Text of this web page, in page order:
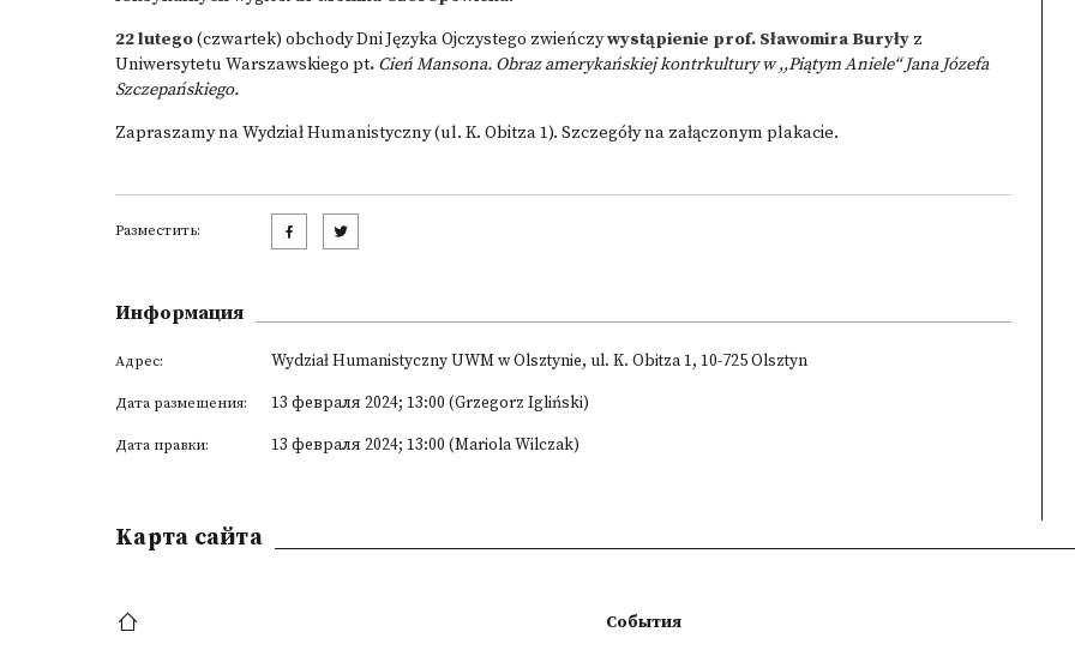
22 lutego(czwartek) obchody Dni Języka Ojczystego zwieńczywystąpienie prof. Sławomira Buryły z
Uniwersytetu Warszawskiego pt. Cień Mansona. Obraz amerykańskiej kontrkultury w ,,Piątym Aniele“ Jana Józefa
Szczepańskiego.
Zapraszamy na Wydział Humanistyczny (ul. K. Obitza 1). Szczegóły na załączonym plakacie.
Разместить:
Информация
Адрес: Wydział Humanistyczny UWM w Olsztynie, ul. K. Obitza 1, 10-725 Olsztyn
Дата размещения: 13 февраля 2024; 13:00 (Grzegorz Igliński)
Дата правки: 13 февраля 2024; 13:00 (Mariola Wilczak)
Kарта сайта
События